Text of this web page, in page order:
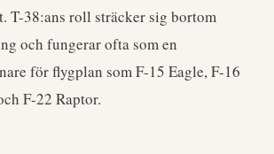
T-38:ans roll sträcker sig bortom
och fungerar ofta som en
för flygplan som F-15 Eagle, F-16
F-22 Raptor.